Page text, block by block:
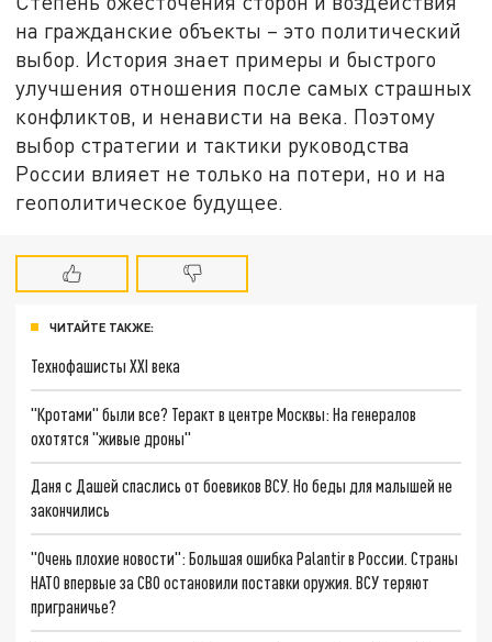
на гражданские объекты – это политический
выбор. История знает примеры и быстрого
улучшения отношения после самых страшных
конфликтов, и ненависти на века. Поэтому
выбор стратегии и тактики руководства
России влияет не только на потери, но и на
геополитическое будущее.
ЧИТАЙТЕ ТАКЖЕ:
Технофашисты XXI века
"Кротами" были все? Теракт в центре Москвы: На генералов
охотятся "живые дроны"
Даня с Дашей спаслись от боевиков ВСУ. Но беды для малышей не
закончились
"Очень плохие новости": Большая ошибка Palantir в России. Страны
НАТО впервые за СВО остановили поставки оружия. ВСУ теряют
приграничье?